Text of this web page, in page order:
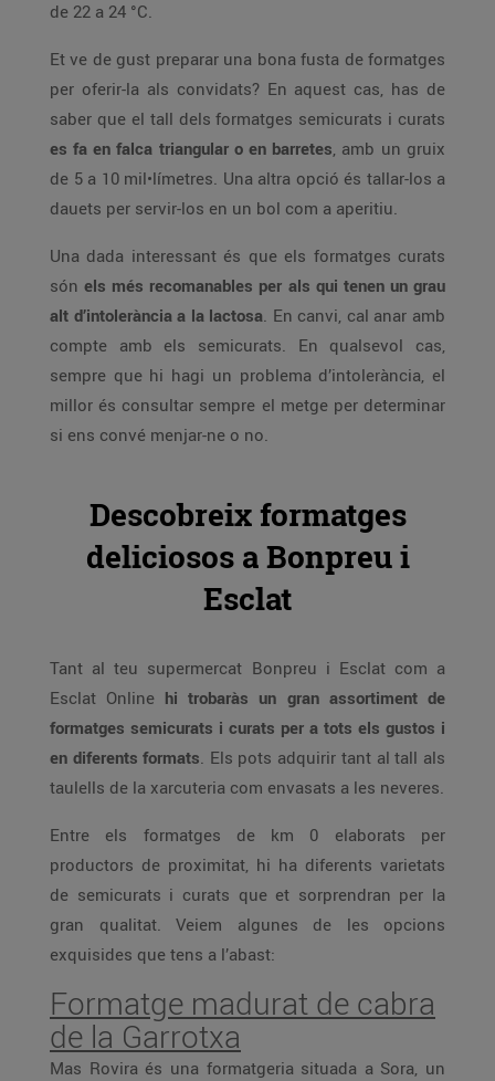
de 22 a 24 °C.
Et ve de gust preparar una bona fusta de formatges
per oferir-la als convidats? En aquest cas, has de
saber que el tall dels formatges semicurats i curats
es fa en falca triangular o en barretes, amb un gruix
de 5 a 10 mil•límetres. Una altra opció és tallar-los a
dauets per servir-los en un bol com a aperitiu.
Una dada interessant és que els formatges curats
són els més recomanables per als qui tenen un grau
alt d’intolerància a la lactosa. En canvi, cal anar amb
compte amb els semicurats. En qualsevol cas,
sempre que hi hagi un problema d’intolerància, el
millor és consultar sempre el metge per determinar
si ens convé menjar-ne o no.
Descobreix formatges
deliciosos a Bonpreu i
Esclat
Tant al teu supermercat Bonpreu i Esclat com a
Esclat Online hi trobaràs un gran assortiment de
formatges semicurats i curats per a tots els gustos i
en diferents formats. Els pots adquirir tant al tall als
taulells de la xarcuteria com envasats a les neveres.
Entre els formatges de km 0 elaborats per
productors de proximitat, hi ha diferents varietats
de semicurats i curats que et sorprendran per la
gran qualitat. Veiem algunes de les opcions
exquisides que tens a l’abast:
Formatge madurat de cabra
de la Garrotxa
Mas Rovira és una formatgeria situada a Sora, un